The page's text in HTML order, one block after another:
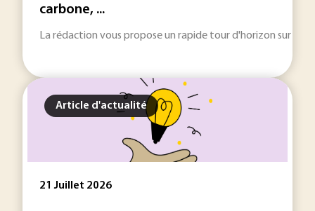
carbone, ...
La rédaction vous propose un rapide tour d'horizon sur les
Article d'actualité
21 Juillet 2026